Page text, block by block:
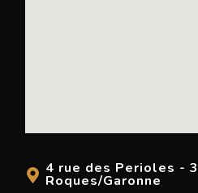
4 rue des Perioles -
Roques/Garonne